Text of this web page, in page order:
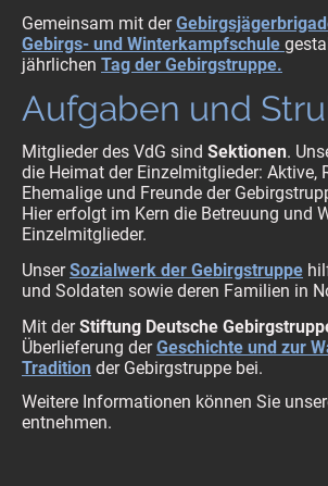
Gemeinsam mit der
Gebirgs- und Winterkampfschule
jährlichen Tag der Gebirgstruppe.
Aufgaben und
Mitglieder des VdG sind Sektionen.
die Heimat der Einzelmitglieder: Aktive,
Ehemalige und Freunde der
Hier erfolgt im Kern die Betreuung und
Einzelmitglieder.
UnserSozialwerk der Gebirgstruppe
und Soldaten sowie deren Familien in
Mit derStiftung Deutsche
Überlieferung derGeschichte und zur
Tradition der Gebirgstruppe bei.
Weitere Informationen können Sie
entnehmen.